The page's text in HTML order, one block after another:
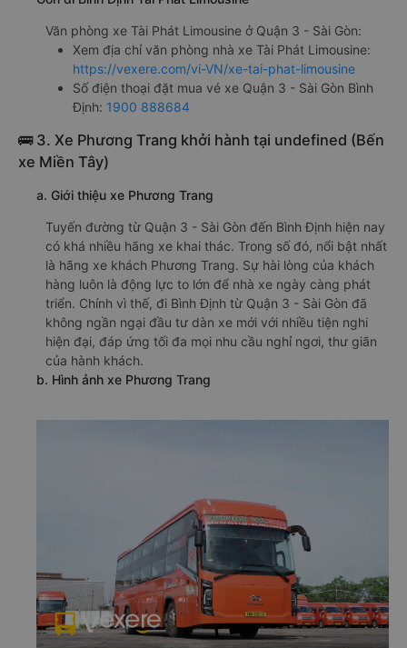
Văn phòng xe Tài Phát Limousine ở Quận 3 - Sài Gòn:
Xem địa chỉ văn phòng nhà xe Tài Phát Limousine:
https://vexere.com/vi-VN/xe-tai-phat-limousine
Số điện thoại đặt mua vé xe Quận 3 - Sài Gòn Bình
Định: 1900 888684
🚌 3. Xe Phương Trang khởi hành tại undefined (Bến
xe Miền Tây)
a. Giới thiệu xe Phương Trang
Tuyến đường từ Quận 3 - Sài Gòn đến Bình Định hiện nay
có khá nhiều hãng xe khai thác. Trong số đó, nổi bật nhất
là hãng xe khách Phương Trang. Sự hài lòng của khách
hàng luôn là động lực to lớn để nhà xe ngày càng phát
triển. Chính vì thế, đi Bình Định từ Quận 3 - Sài Gòn đã
không ngần ngại đầu tư dàn xe mới với nhiều tiện nghi
hiện đại, đáp ứng tối đa mọi nhu cầu nghỉ ngơi, thư giãn
của hành khách.
b. Hình ảnh xe Phương Trang